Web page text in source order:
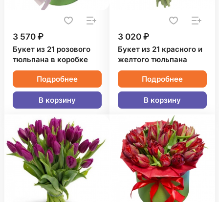
3 570 ₽
Букет из 21 розового
тюльпана в коробке
Подробнее
В корзину
3 020 ₽
Букет из 21 красного и
желтого тюльпана
Подробнее
В корзину